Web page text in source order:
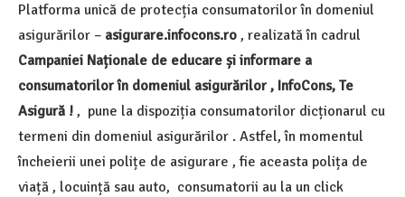
Platforma unică de protecția consumatorilor în domeniul
asigurărilor – asigurare.infocons.ro , realizată în cadrul
Campaniei Naționale de educare și informare a
consumatorilor în domeniul asigurărilor , InfoCons, Te
Asigură ! , pune la dispoziția consumatorilor dicționarul cu
termeni din domeniul asigurărilor . Astfel, în momentul
încheierii unei polițe de asigurare , fie aceasta polița de
viață , locuință sau auto, consumatorii au la un click